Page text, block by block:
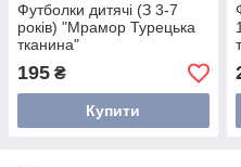
Футболки дитячі (З 3-7
років) "Мрамор Турецька
тканина"
195 ₴
Купити